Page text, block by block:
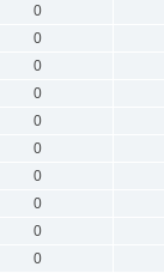
0
0
0
0
0
0
0
0
0
0